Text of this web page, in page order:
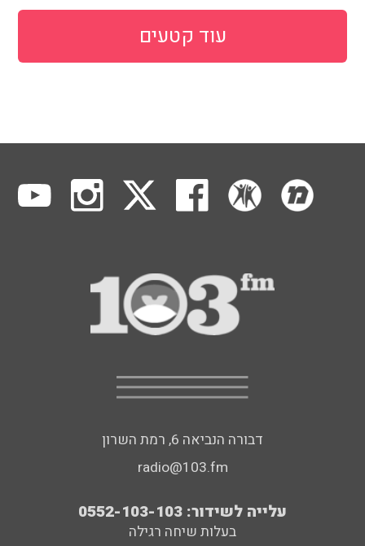
עוד קטעים
דבורה הנביאה 6, רמת השרון
radio@103.fm
עלייה לשידור: 0552-103-103
בעלות שיחה רגילה